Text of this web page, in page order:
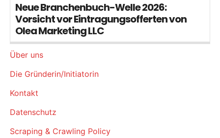
Neue Branchenbuch-Welle 2026:
Vorsicht vor Eintragungsofferten von
Olea Marketing LLC
Über uns
Die Gründerin/Initiatorin
Kontakt
Datenschutz
Scraping & Crawling Policy